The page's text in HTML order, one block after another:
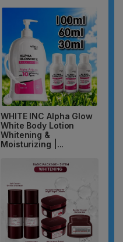
WHITE INC Alpha Glow
White Body Lotion
Whitening &
Moisturizing |...